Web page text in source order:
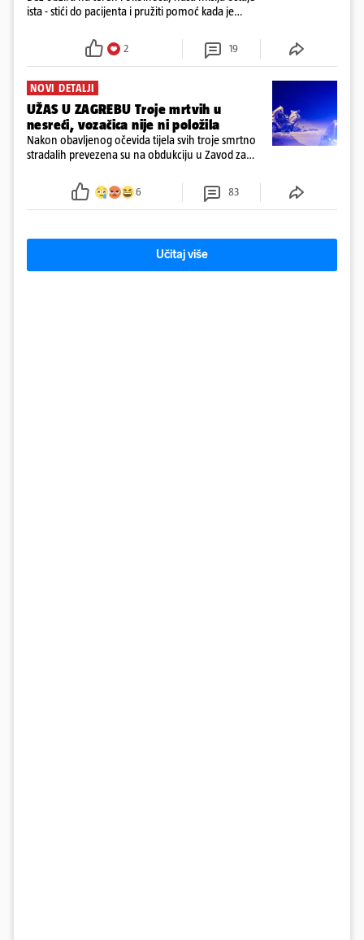
ista - stići do pacijenta i pružiti pomoć kada je
2 19
NOVI DETALJI
UŽAS U ZAGREBU Troje mrtvih u
nesreći, vozačica nije ni položila
Nakon obavljenog očevida tijela svih troje smrtno
stradalih prevezena su na obdukciju u Zavod za
policija nastavlja kriminalističko istraživanje
6 83
Učitaj više